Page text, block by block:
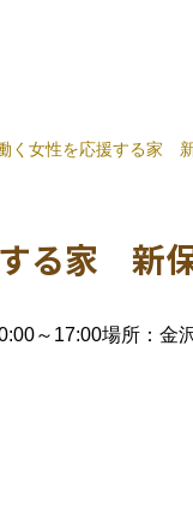
く女性を応援する家
る家 新
～17:00場所：金